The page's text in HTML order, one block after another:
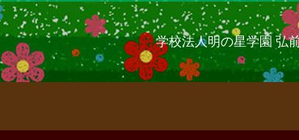
学校法人明の星学園 弘